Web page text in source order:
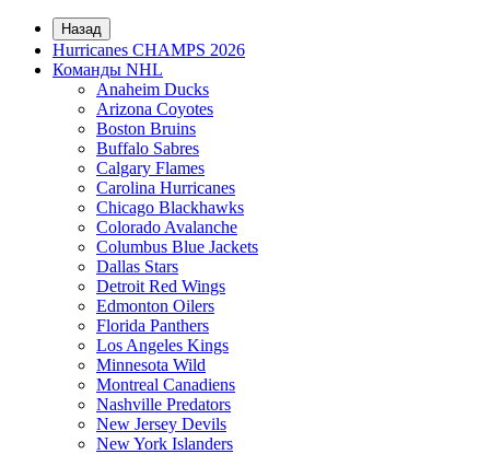
Назад
Hurricanes CHAMPS 2026
Команды NHL
Anaheim Ducks
Arizona Coyotes
Boston Bruins
Buffalo Sabres
Calgary Flames
Carolina Hurricanes
Chicago Blackhawks
Colorado Avalanche
Columbus Blue Jackets
Dallas Stars
Detroit Red Wings
Edmonton Oilers
Florida Panthers
Los Angeles Kings
Minnesota Wild
Montreal Canadiens
Nashville Predators
New Jersey Devils
New York Islanders